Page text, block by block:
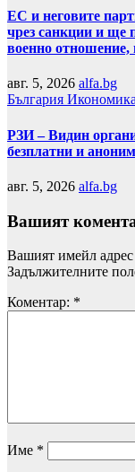
ЕС и неговите
чрез санкции и ще
военно
авг. 5, 2026 alfa.bg
България Икономика
РЗИ – Видин
безплатни и
авг. 5, 2026 alfa.bg
Вашият
Вашият имейл
Задължителните
Коментар: *
Име *